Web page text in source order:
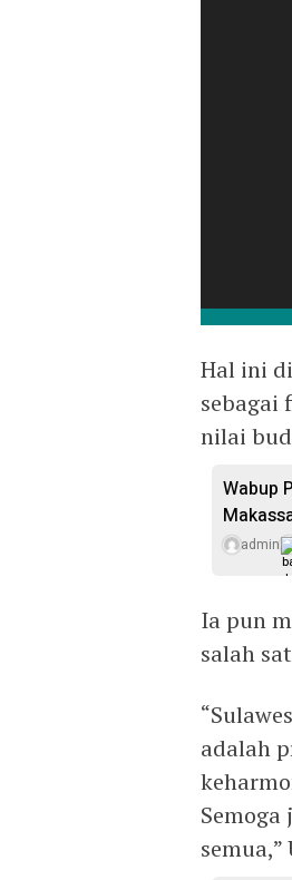
Hal ini
sebagai
nilai
Wabup
admin
Ia pun
salah
adalah